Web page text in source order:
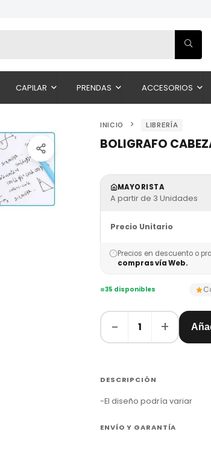
CAPILAR PRENDAS ACCESORIOS
INICIO LIBRERÍA
BOLIGRAFO
MAYORISTA
A partir de 3 Unidades
Precio Unitario
Precios en descuento o
compras vía Web.
35 disponibles
− 1 +
DESCRIPCIÓN
-El diseño podría variar
ENVÍO Y GARANTÍA